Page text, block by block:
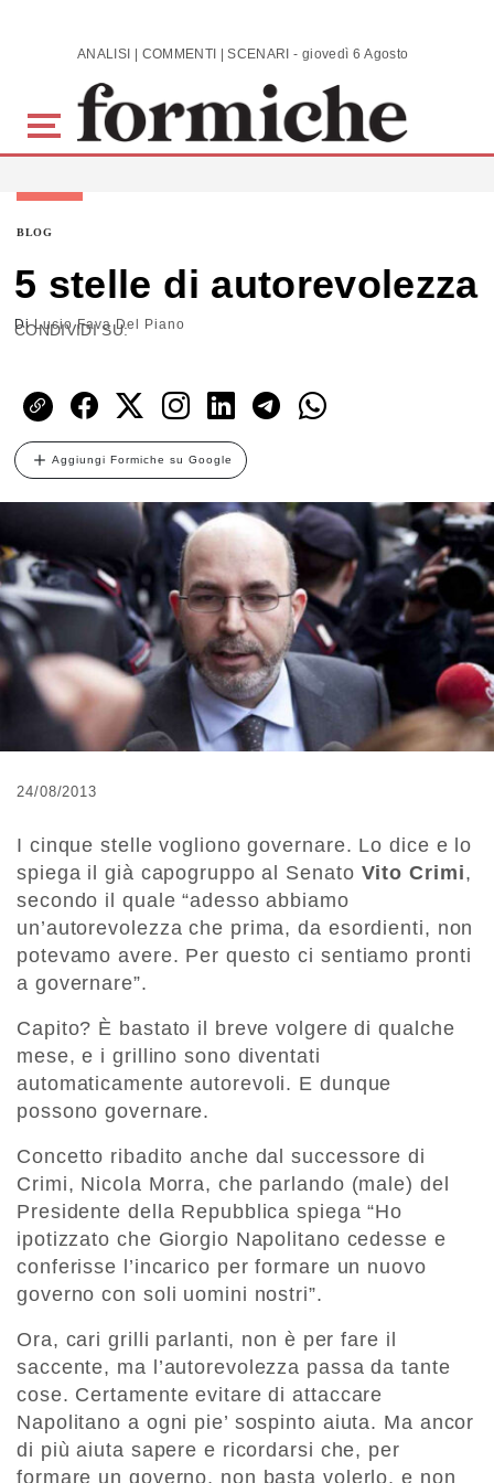
Skip to main content ANALISI | COMMENTI | SCENARI - giovedì 6 Agosto 2026
BLOG
5 stelle di autorevolezza
DiLucio Fava Del Piano
CONDIVIDI SU:
Aggiungi Formiche su Google
24/08/2013
I cinque stelle vogliono governare. Lo dice e lo
spiega il già capogruppo al Senato Vito Crimi,
secondo il quale “adesso abbiamo
un’autorevolezza che prima, da esordienti, non
potevamo avere. Per questo ci sentiamo pronti
a governare”.
Capito? È bastato il breve volgere di qualche
mese, e i grillino sono diventati
automaticamente autorevoli. E dunque
possono governare.
Concetto ribadito anche dal successore di
Crimi, Nicola Morra, che parlando (male) del
Presidente della Repubblica spiega “Ho
ipotizzato che Giorgio Napolitano cedesse e
conferisse l’incarico per formare un nuovo
governo con soli uomini nostri”.
Ora, cari grilli parlanti, non è per fare il
saccente, ma l’autorevolezza passa da tante
cose. Certamente evitare di attaccare
Napolitano a ogni pie’ sospinto aiuta. Ma ancor
di più aiuta sapere e ricordarsi che, per
formare un governo, non basta volerlo, e non